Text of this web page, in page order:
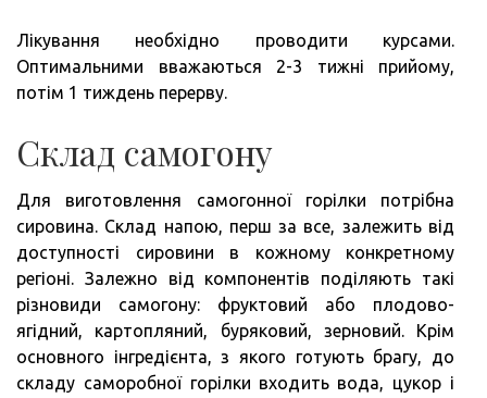
Лікування необхідно проводити курсами.
Оптимальними вважаються 2-3 тижні прийому,
потім 1 тиждень перерву.
Склад самогону
Для виготовлення самогонної горілки потрібна
сировина. Склад напою, перш за все, залежить від
доступності сировини в кожному конкретному
регіоні. Залежно від компонентів поділяють такі
різновиди самогону: фруктовий або плодово-
ягідний, картопляний, буряковий, зерновий. Крім
основного інгредієнта, з якого готують брагу, до
складу саморобної горілки входить вода, цукор і